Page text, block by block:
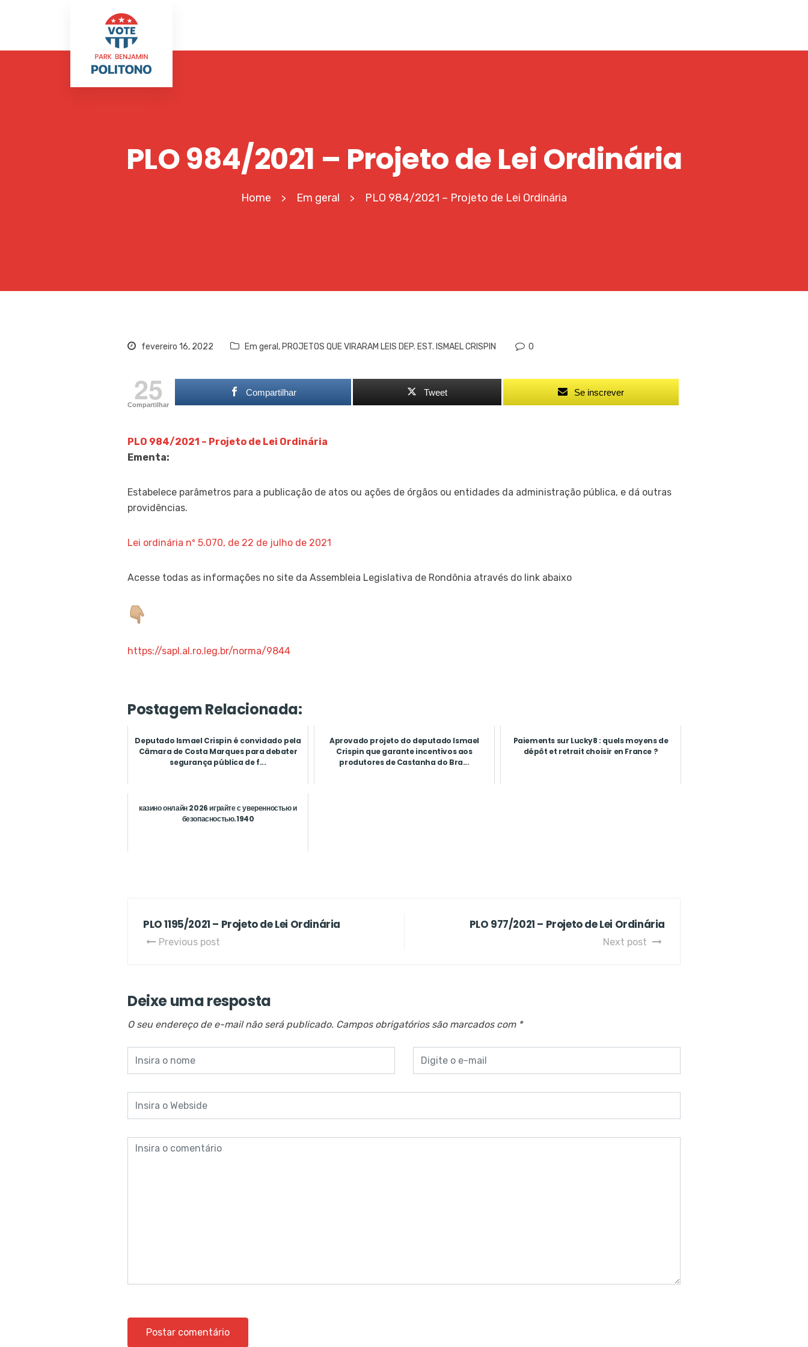
PLO 984/2021 – Projeto de Lei Ordinária
Home > Em geral > PLO 984/2021 – Projeto de Lei Ordinária
fevereiro 16, 2022 Em geral , PROJETOS QUE VIRARAM LEIS DEP. EST. ISMAEL CRISPIN 0
25
Compartilhar
Compartilhar Tweet Se inscrever
PLO 984/2021 – Projeto de Lei Ordinária
Ementa:
Estabelece parâmetros para a publicação de atos ou ações de órgãos ou entidades da administração pública, e dá outras
providências.
Lei ordinária nº 5.070, de 22 de julho de 2021
Acesse todas as informações no site da Assembleia Legislativa de Rondônia através do link abaixo
https://sapl.al.ro.leg.br/norma/9844
Postagem Relacionada:
Deputado Ismael Crispin é convidado pela
Câmara de Costa Marques para debater
segurança pública de f...
Aprovado projeto do deputado Ismael
Crispin que garante incentivos aos
produtores de Castanha do Bra...
Paiements sur Lucky8 : quels moyens de
dépôt et retrait choisir en France ?
казино онлайн 2026 играйте с уверенностью и
безопасностью.1940
PLO 1195/2021 – Projeto de Lei Ordinária
Previous post
PLO 977/2021 – Projeto de Lei Ordinária
Next post
Deixe uma resposta
O seu endereço de e-mail não será publicado. Campos obrigatórios são marcados com *